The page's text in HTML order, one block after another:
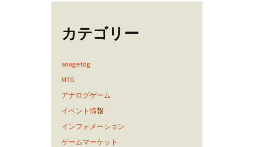
カテゴリー
anagetog
MTG
アナログゲーム
イベント情報
インフォメーション
ゲームマーケット